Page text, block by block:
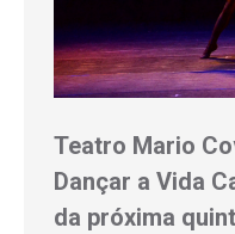
Teatro Mario
Dançar a Vida
da próxima